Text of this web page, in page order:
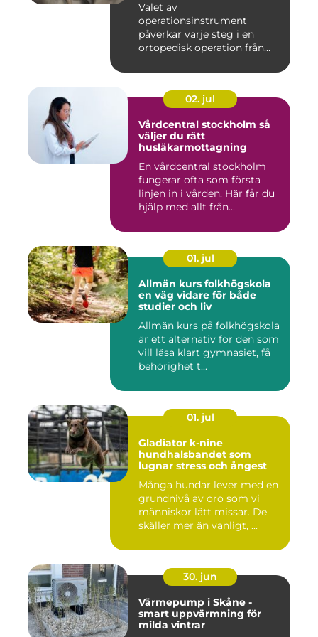
Valet av
operationsinstrument
påverkar varje steg i en
ortopedisk operation från
02. jul
Vårdcentral stockholm så
väljer du rätt
husläkarmottagning
En vårdcentral stockholm
fungerar ofta som första
linjen in i vården. Här får du
hjälp med allt från...
01. jul
Allmän kurs folkhögskola
en väg vidare för både
studier och liv
Allmän kurs på folkhögskola
är ett alternativ för den som
vill läsa klart gymnasiet, få
behörighet t...
01. jul
Gladiator k-nine
hundhalsbandet som
lugnar stress och ångest
Många hundar lever med en
grundnivå av oro som vi
människor lätt missar. De
skäller mer än vanligt, ...
30. jun
Värmepump i Skåne -
smart uppvärmning för
milda vintrar